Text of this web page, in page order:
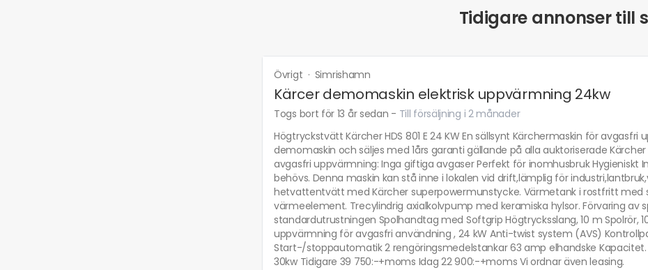
Tidigare annonser till
Övrigt · Simrishamn
Kärcer demomaskin elektrisk uppvärmning 24kw
Togs bort för 13 år sedan - Till försäljning i 2 månader
Högtryckstvätt Kärcher HDS 801 E 24 KW En sällsynt Kärchermaskin för
demomaskin och säljes med 1års garanti gällande på alla auktoriserade
avgasfri uppvärmning: Inga giftiga avgaser Perfekt för inomhusbruk Hygieniskt
behövs. Denna maskin kan stå inne i lokalen vid drift,lämplig för
hetvattentvätt med Kärcher superpowermunstycke. Värmetank i rostfritt
värmeelement. Trecylindrig axialkolvpump med keramiska hylsor. Förvaring av
standardutrustningen Spolhandtag med Softgrip Högtrycksslang, 10 m Spolrör,
uppvärmning för avgasfri användning , 24 kW Anti-twist system (AVS)
Start-/stoppautomatik 2 rengöringsmedelstankar 63 amp elhandske
30kw Tidigare 39 750:-+moms Idag 22 900:-+moms Vi ordnar även leasing.